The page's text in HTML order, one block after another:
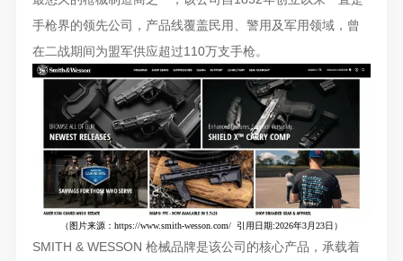
手枪界的领先公司，产品线覆盖民用、警用及军用领域，曾
在二战期间为盟军供应超过110万支手枪。
（图片来源 ： https://www.smith-wesson.com/ 引用日期:2026年3月23日）
SMITH & WESSON 枪械品牌是该公司的核心产品 ，承载着